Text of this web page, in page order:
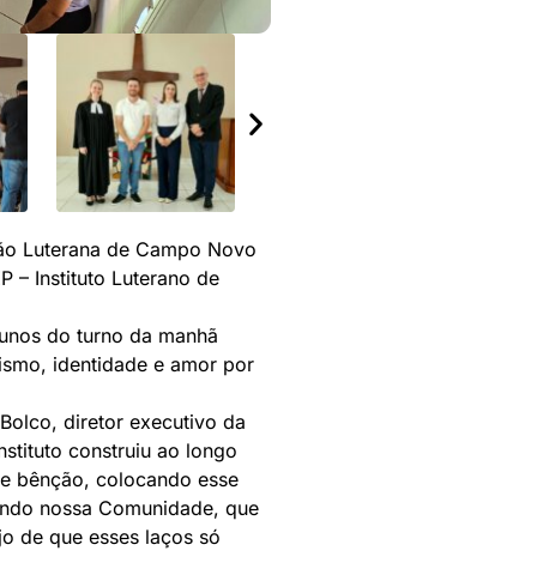
Luterana de Campo Novo
– Instituto Luterano de
do turno da manhã
identidade e amor por
diretor executivo da
construiu ao longo
bênção, colocando esse
nossa Comunidade, que
de que esses laços só